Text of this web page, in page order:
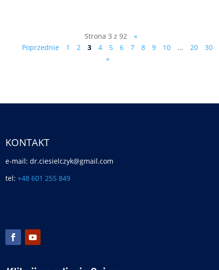
Strona 3 z 92
«
Poprzednie
1 2 3 4 5 6 7 8 9 10 ... 20
30
»
KONTAKT
e-mail: dr.ciesielczyk@gmail.com
tel:+48 601 255 849